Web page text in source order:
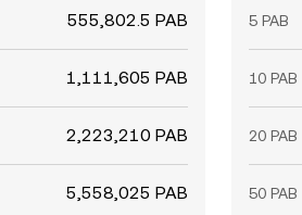
555,802.5 PAB
1,111,605 PAB
2,223,210 PAB
5,558,025 PAB
5 PAB
10 PAB
20 PAB
50 PAB